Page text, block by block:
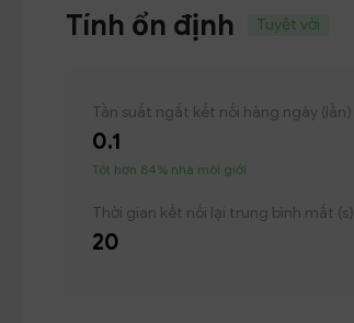
Tính ổn định Tuyệt vời
Tần suất ngắt kết nối hàng ngày (lần)
0.1
Tốt hơn 84% nhà môi giới
Thời gian kết nối lại trung bình mất (s)
20